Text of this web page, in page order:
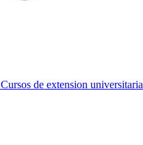
Cursos de extension universitaria